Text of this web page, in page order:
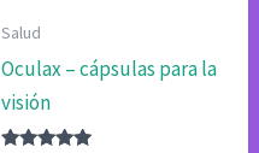
Salud
Oculax – cápsulas para la
visión